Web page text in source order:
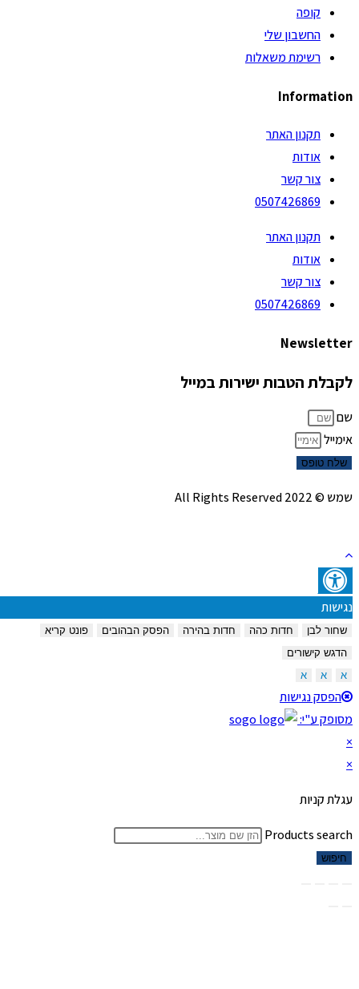
קופה
החשבון שלי
רשימת משאלות
Information
תקנון האתר
אודות
צור קשר
0507426869
תקנון האתר
אודות
צור קשר
0507426869
Newsletter
לקבלת הטבות ישירות במייל
שם
אימייל
שלח טופס
שמש © 2022 All Rights Reserved
נגישות
שחור לבן חדות כהה חדות בהירה הפסק הבהובים
פונט קריא
הדגש קישורים
הפסק נגישות
מסופק ע"י:
עגלת קניות
Products search
חיפוש